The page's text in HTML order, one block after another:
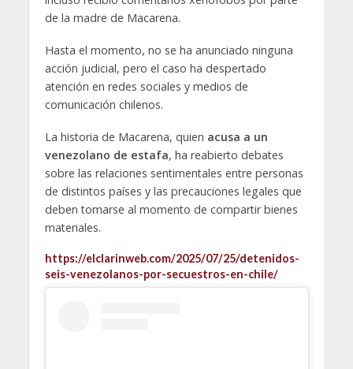
de la madre de Macarena.
Hasta el momento, no se ha anunciado ninguna
acción judicial, pero el caso ha despertado
atención en redes sociales y medios de
comunicación chilenos.
La historia de Macarena, quien acusa a un
venezolano de estafa, ha reabierto debates
sobre las relaciones sentimentales entre personas
de distintos países y las precauciones legales que
deben tomarse al momento de compartir bienes
materiales.
https://elclarinweb.com/2025/07/25/detenidos-
seis-venezolanos-por-secuestros-en-chile/